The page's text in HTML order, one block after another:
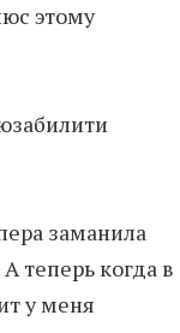
этому
заманила
теперь когда в
у меня